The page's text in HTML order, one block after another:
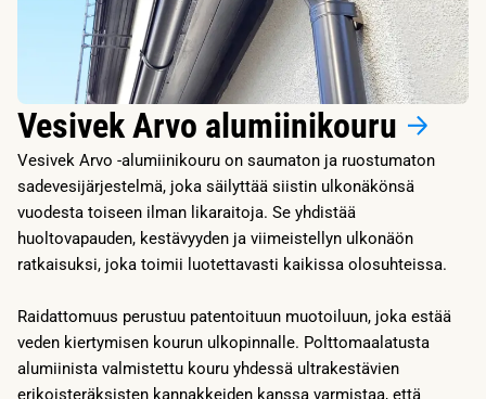
Vesivek Arvo alumiinikouru
Vesivek Arvo -alumiinikouru on saumaton ja ruostumaton
sadevesijärjestelmä, joka säilyttää siistin ulkonäkönsä
vuodesta toiseen ilman likaraitoja. Se yhdistää
huoltovapauden, kestävyyden ja viimeistellyn ulkonäön
ratkaisuksi, joka toimii luotettavasti kaikissa olosuhteissa.
Raidattomuus perustuu patentoituun muotoiluun, joka estää
veden kiertymisen kourun ulkopinnalle. Polttomaalatusta
alumiinista valmistettu kouru yhdessä ultrakestävien
erikoisteräksisten kannakkeiden kanssa varmistaa, että